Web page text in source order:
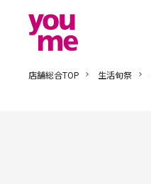
店舗総合TOP 生活旬祭